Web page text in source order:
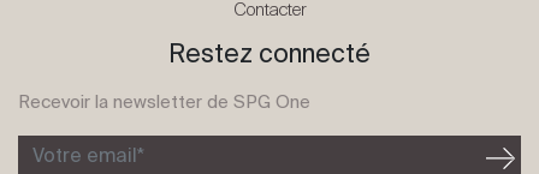
Contacter
Restez connecté
Recevoir la newsletter de SPG One
Votre email*